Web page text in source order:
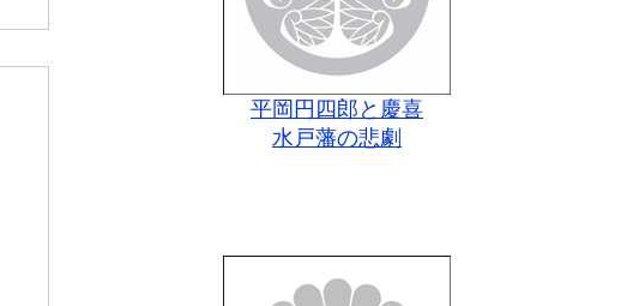
平岡円四郎と慶喜
水戸藩の悲劇